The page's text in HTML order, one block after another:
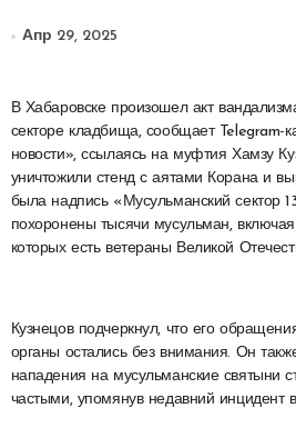
Апр 29, 2025
В Хабаровске произошел акт вандализма на мусульманском
секторе кладбища, сообщает Telegram-
новости», ссылаясь на муфтия Хамзу
уничтожили стенд с аятами Корана и
была надпись «Мусульманский сектор
похоронены тысячи мусульман,
которых есть ветераны Великой
Кузнецов подчеркнул, что его
органы остались без внимания. Он
нападения на мусульманские святыни
частыми, упомянув недавний инцидент